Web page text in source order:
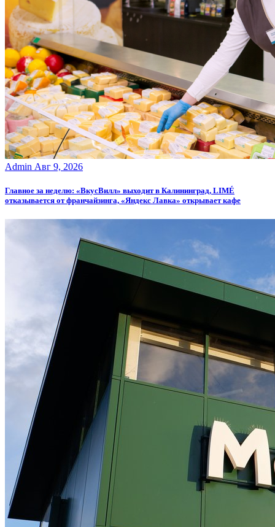
Admin Авг 9, 2026
Главное за неделю: «ВкусВилл» выходит в Калининград, LIMÉ
отказывается от франчайзинга, «Яндекс Лавка» открывает кафе